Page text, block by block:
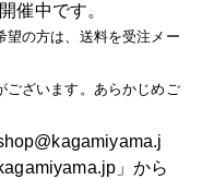
催中です。
の方は、送料を受注メー
ざいます。あらかじめご
」から